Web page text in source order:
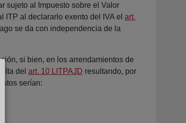
sujeto al Impuesto sobre el Valor
al declararlo exento del IVA el art.
se da con independencia de la
si bien, en los arrendamientos de
del art. 10 LITPAJD resultando, por
serían: